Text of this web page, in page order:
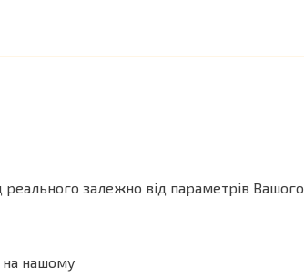
реального залежно від параметрів Вашого
нашому